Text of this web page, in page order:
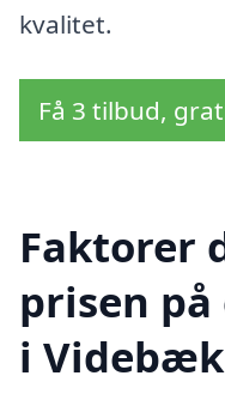
kvalitet.
Få 3 tilbud,
Faktorer
prisen
i Videbæk